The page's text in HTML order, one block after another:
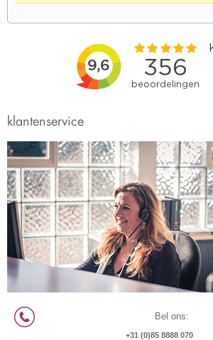
klantenservice
Bel ons:
+31 (0)85 8888 070